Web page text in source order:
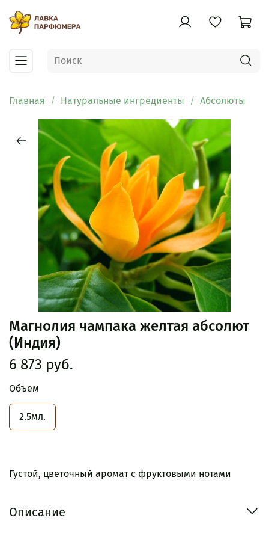
Главная Натуральные ингредиенты Абсолюты
Магнолия чампака желтая абсолют
(Индия)
6 873 руб.
Объем
2.5мл.
Густой, цветочный аромат с фруктовыми нотами
Описание